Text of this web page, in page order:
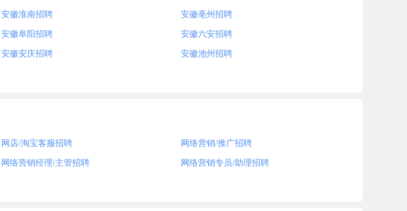
安徽淮南招聘 安徽亳州招聘
安徽阜阳招聘 安徽六安招聘
安徽安庆招聘 安徽池州招聘
网店/淘宝客服招聘 网络营销/推广招聘
网络营销经理/主管招聘 网络营销专员/助理招聘